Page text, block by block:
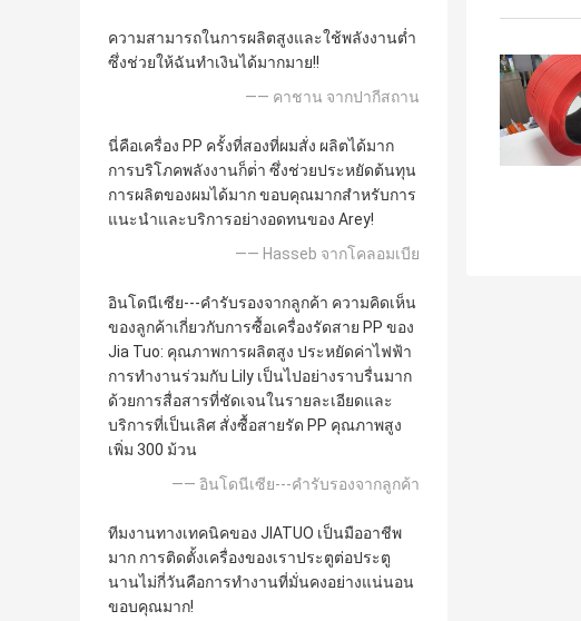
ความสามารถในการผลิตสูงและใช้พลังงานต่ำ
ซึ่งช่วยให้ฉันทำเงินได้มากมาย!!
—— คาชาน จากปากีสถาน
นี่คือเครื่อง PP ครั้งที่สองที่ผมสั่ง ผลิตได้มาก
การบริโภคพลังงานก็ต่ํา ซึ่งช่วยประหยัดต้นทุน
การผลิตของผมได้มาก ขอบคุณมากสําหรับการ
แนะนําและบริการอย่างอดทนของ Arey!
—— Hasseb จากโคลอมเบีย
อินโดนีเซีย---คำรับรองจากลูกค้า ความคิดเห็น
ของลูกค้าเกี่ยวกับการซื้อเครื่องรัดสาย PP ของ
Jia Tuo: คุณภาพการผลิตสูง ประหยัดค่าไฟฟ้า
การทำงานร่วมกับ Lily เป็นไปอย่างราบรื่นมาก
ด้วยการสื่อสารที่ชัดเจนในรายละเอียดและ
บริการที่เป็นเลิศ สั่งซื้อสายรัด PP คุณภาพสูง
เพิ่ม 300 ม้วน
—— อินโดนีเซีย---คำรับรองจากลูกค้า
ทีมงานทางเทคนิคของ JIATUO เป็นมืออาชีพ
มาก การติดตั้งเครื่องของเราประตูต่อประตู
นานไม่กี่วันคือการทํางานที่มั่นคงอย่างแน่นอน
ขอบคุณมาก!